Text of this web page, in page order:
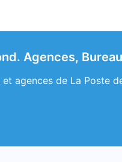
Agences,
agences de La Poste